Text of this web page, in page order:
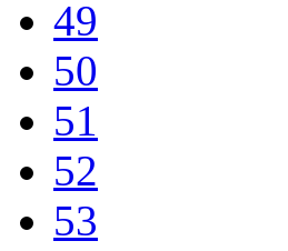
49
50
51
52
53